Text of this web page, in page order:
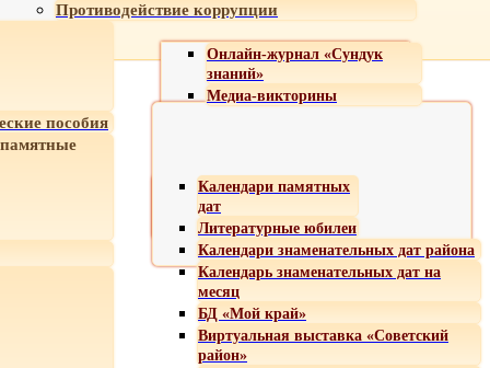
Противодействие коррупции
Онлайн-журнал «Сундук
знаний»
Медиа-викторины
пособия
Календари памятных
дат
Литературные юбилеи
Календари знаменательных дат района
Календарь знаменательных дат на
месяц
БД «Мой край»
Виртуальная выставка «Советский
район»